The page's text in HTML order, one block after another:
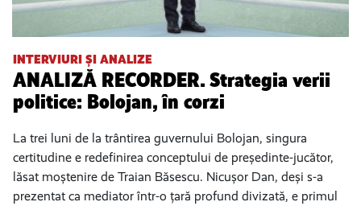
INTERVIURI ȘI ANALIZE
ANALIZĂ RECORDER. Strategia verii
politice: Bolojan, în corzi
La trei luni de la trântirea guvernului Bolojan, singura
certitudine e redefinirea conceptului de președinte-jucător,
lăsat moștenire de Traian Băsescu. Nicușor Dan, deși s-a
prezentat ca mediator într-o țară profund divizată, e primul